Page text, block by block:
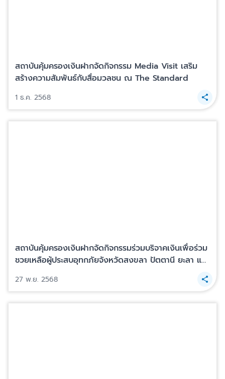
สถาบันคุ้มครองเงินฝากจัดกิจกรรม Media Visit เสริม
สร้างความสัมพันธ์กับสื่อมวลชน ณ The Standard
1 ธ.ค. 2568
สถาบันคุ้มครองเงินฝากจัดกิจกรรมร่วมบริจาคเงินเพื่อร่วม
ชวยเหลือผู้ประสบอุทกภัยจังหวัดสงขลา ปัตตานี ยะลา และ
27 พ.ย. 2568